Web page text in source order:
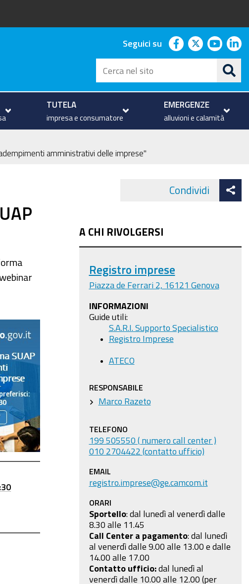
Seguici su facebook
twitter
Cerca
nel
sito
TUTELA
impresa e consumatore
EMERGENZE
alluvioni e calamità
amministrativi delle imprese"
Condividi
A CHI RIVOLGERSI
Registro imprese
Piazza de Ferrari 2, 16121 Genova
INFORMAZIONI
Guide utili:
S.A.R.I. Supporto Specialistico
Registro Imprese
ATECO
RESPONSABILE
Marco Razeto
TELEFONO
199 505550 ( numero call center )
010 2704422 (contatto ufficio)
EMAIL
registro.imprese@ge.camcom.it
ORARI
Sportello: dal lunedì al venerdì dalle
8.30 alle 11.45
Call Center a pagamento: dal lunedì
al venerdì dalle 9.00 alle 13.00 e dalle
14.00 alle 17.00
Contatto ufficio:dal lunedì al
venerdì dalle 10.00 alle 12.00 (per